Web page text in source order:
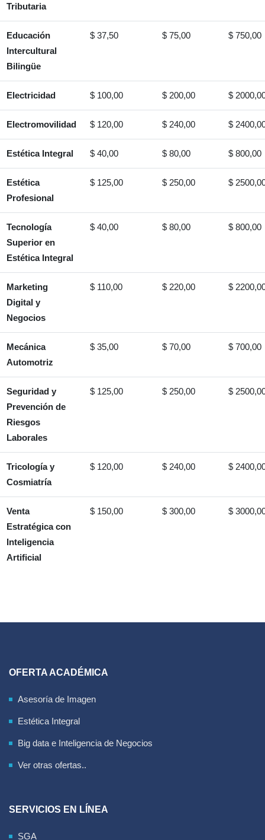
Tributaria
Educación
Intercultural
Bilingüe
$ 37,50 $ 75,00 $ 750,00
Electricidad $ 100,00 $ 200,00 $
Electromovilidad $ 120,00 $ 240,00 $
Estética Integral $ 40,00 $ 80,00 $ 800,00
Estética
Profesional
$ 125,00 $ 250,00 $
Tecnología
Superior en
Estética Integral
$ 40,00 $ 80,00 $ 800,00
Marketing
Digital y
Negocios
$ 110,00 $ 220,00 $
Mecánica
Automotriz
$ 35,00 $ 70,00 $ 700,00
Seguridad y
Prevención de
Riesgos
Laborales
$ 125,00 $ 250,00 $
Tricología y
Cosmiatría
$ 120,00 $ 240,00 $
Venta
Estratégica con
Inteligencia
Artificial
$ 150,00 $ 300,00 $
OFERTA ACADÉMICA
Asesoría de Imagen
Estética Integral
Big data e Inteligencia de Negocios
Ver otras ofertas..
SERVICIOS EN LÍNEA
SGA